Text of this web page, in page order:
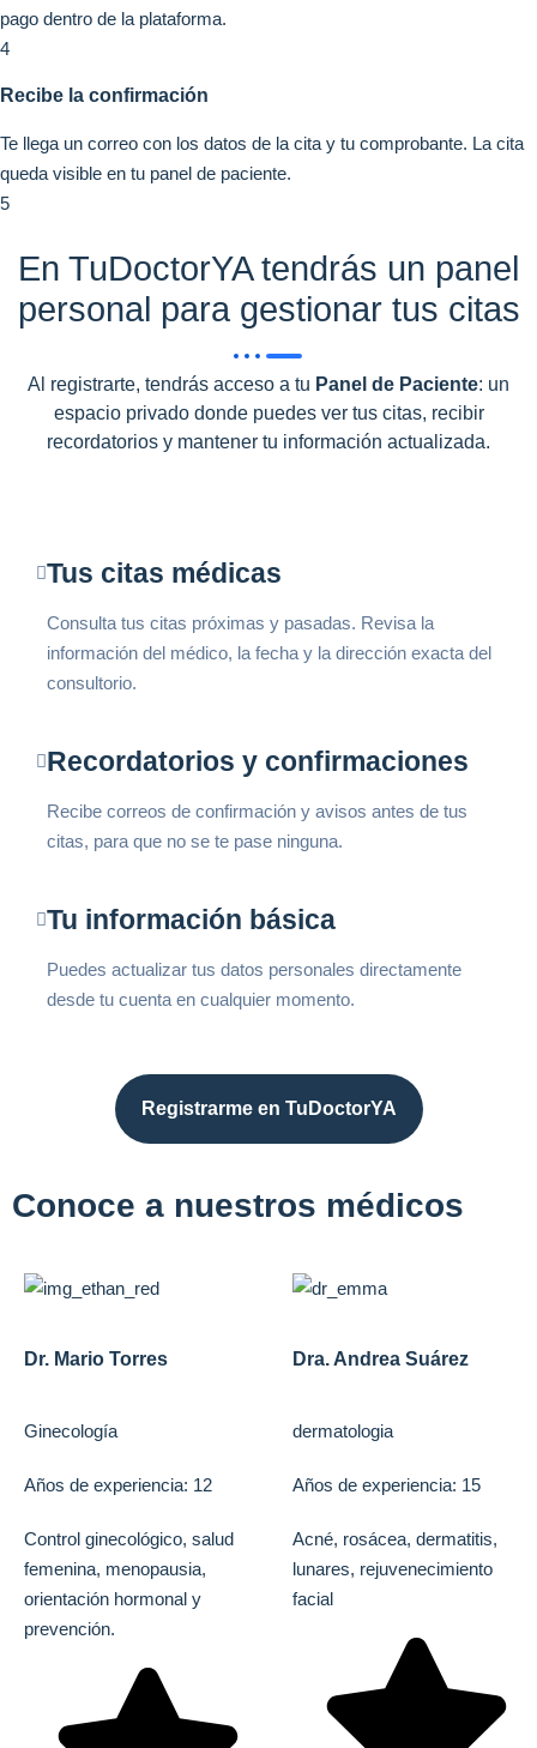
pago dentro de la plataforma.
4
Recibe la confirmación
Te llega un correo con los datos de la cita y tu comprobante. La cita
queda visible en tu panel de paciente.
5
En TuDoctorYA tendrás un panel
personal para gestionar tus citas
Al registrarte, tendrás acceso a tu Panel de Paciente: un
espacio privado donde puedes ver tus citas, recibir
recordatorios y mantener tu información actualizada.
Tus citas médicas
Consulta tus citas próximas y pasadas. Revisa la
información del médico, la fecha y la dirección exacta del
consultorio.
Recordatorios y confirmaciones
Recibe correos de confirmación y avisos antes de tus
citas, para que no se te pase ninguna.
Tu información básica
Puedes actualizar tus datos personales directamente
desde tu cuenta en cualquier momento.
Registrarme en TuDoctorYA
Conoce a nuestros médicos
Dr. Mario Torres
Ginecología
Años de experiencia: 12
Control ginecológico, salud
femenina, menopausia,
orientación hormonal y
prevención.
Dra. Andrea Suárez
dermatologia
Años de experiencia: 15
Acné, rosácea, dermatitis,
lunares, rejuvenecimiento
facial